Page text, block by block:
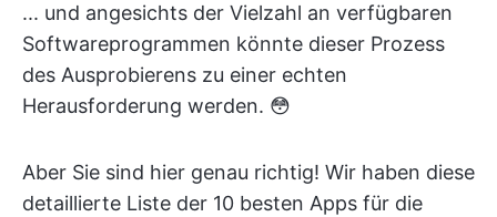
... und angesichts der Vielzahl an verfügbaren
Softwareprogrammen könnte dieser Prozess
des Ausprobierens zu einer echten
Herausforderung werden. 😳
Aber Sie sind hier genau richtig! Wir haben diese
detaillierte Liste der 10 besten Apps für die